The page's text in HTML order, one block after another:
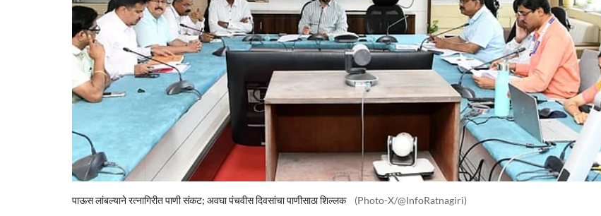
पाऊस लांबल्याने रत्नागिरीत पाणी संकट; अवघा पंचवीस दिवसांचा पाणीसाठा शिल्लक (Photo-X/@InfoRatnagiri)